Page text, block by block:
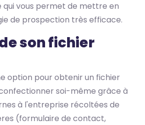
qui vous permet de mettre en
de prospection très efficace.
son fichier
option pour obtenir un fichier
soi-même grâce à
à l'entreprise récoltées de
(formulaire de contact,